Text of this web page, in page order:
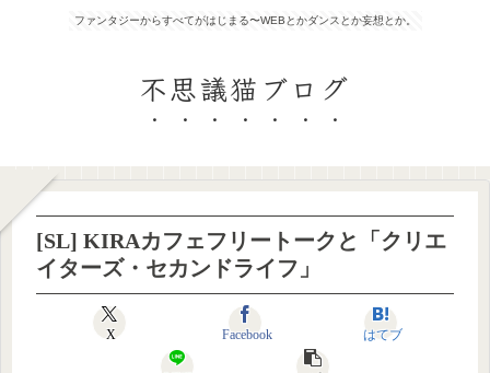
ファンタジーからすべてがはじまる〜WEBとかダンスとか妄想とか。
不思議猫ブログ
[SL] KIRAカフェフリートークと「クリエ
イターズ・セカンドライフ」
X Facebook はてブ